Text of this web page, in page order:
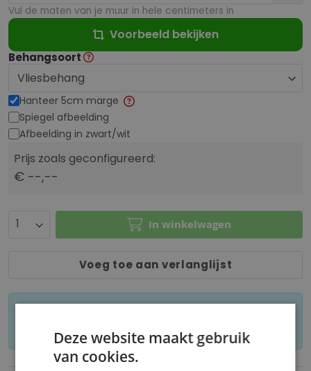
Vul de maten van je muur in hele centimeters in
Voorbeeld bekijken
Behangsoort
Hanteer 5cm marge
Spiegel afbeelding
Afbeelding in zwart/wit
Prijs zoals geconfigureerd:
€ --,--
In winkelwagen
Voeg toe aan verlanglijst
worden geretourneerd.
Deze website maakt gebruik
van cookies.